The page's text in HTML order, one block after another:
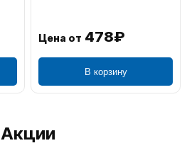
Цена от 749₽
В корзину
Акции